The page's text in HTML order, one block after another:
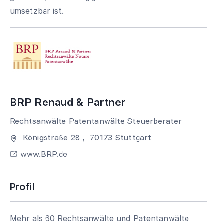
umsetzbar ist.
BRP Renaud & Partner
Rechtsanwälte Patentanwälte Steuerberater
Königstraße 28 , 70173 Stuttgart
www.BRP.de
Profil
Mehr als 60 Rechtsanwälte und Patentanwälte